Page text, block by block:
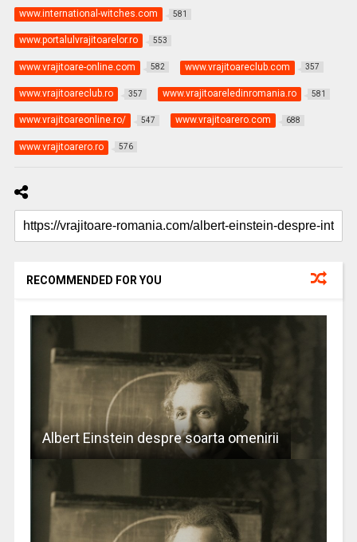
www.international-witches.com 581
www.portalulvrajitoarelor.ro 553
www.vrajitoare-online.com 582 www.vrajitoareclub.com 357
www.vrajitoareclub.ro 357 www.vrajitoareledinromania.ro 581
www.vrajitoareonline.ro/ 547 www.vrajitoarero.com 688
www.vrajitoarero.ro 576
RECOMMENDED FOR YOU
Albert Einstein despre soarta omenirii